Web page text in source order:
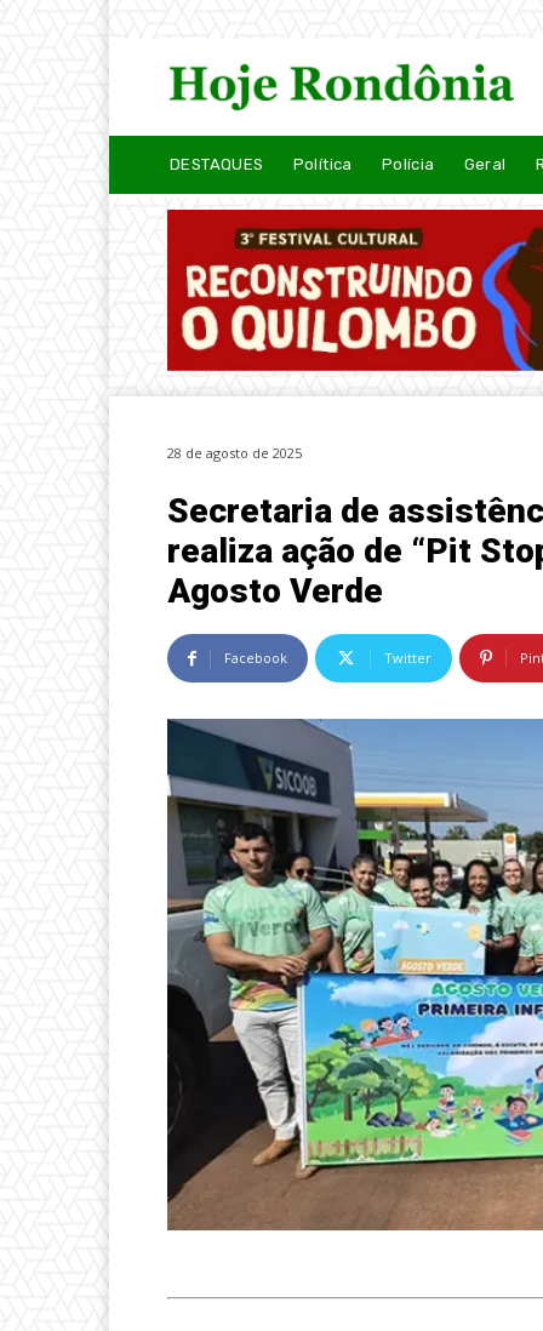
DESTAQUES Política Polícia Geral
28 de agosto de 2025
Secretaria de
realiza ação de “Pit
Agosto Verde
Facebook Twitter